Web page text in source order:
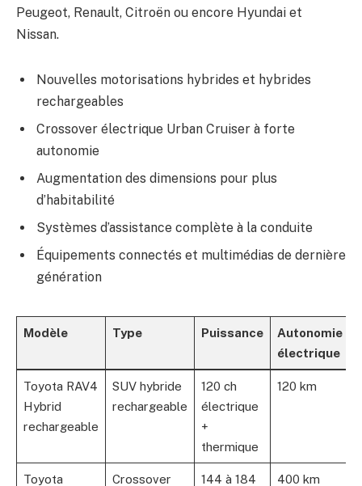
Peugeot, Renault, Citroën ou encore Hyundai et
Nissan.
Nouvelles motorisations hybrides et hybrides
rechargeables
Crossover électrique Urban Cruiser à forte
autonomie
Augmentation des dimensions pour plus
d’habitabilité
Systèmes d’assistance complète à la conduite
Équipements connectés et multimédias de dernière
génération
Modèle Type Puissance
Autonomie
électrique
Toyota RAV4
Hybrid
rechargeable
SUV hybride
rechargeable
120 ch
électrique
+
thermique
120 km
Toyota Crossover 144 à 184 400 km